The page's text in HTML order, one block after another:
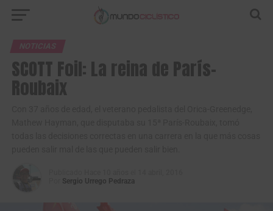
NOTICIAS
SCOTT Foil: La reina de París-
Roubaix
Sergio Urrego Pedraza